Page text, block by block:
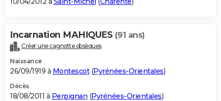
Incarnation MAHIQUES (91 ans)
Créer une cagnotte obsèques
Naissance
26/09/1919 à Montescot(Pyrénées-Orientales)
Décès
18/08/2011 à Perpignan (Pyrénées-Orientales)